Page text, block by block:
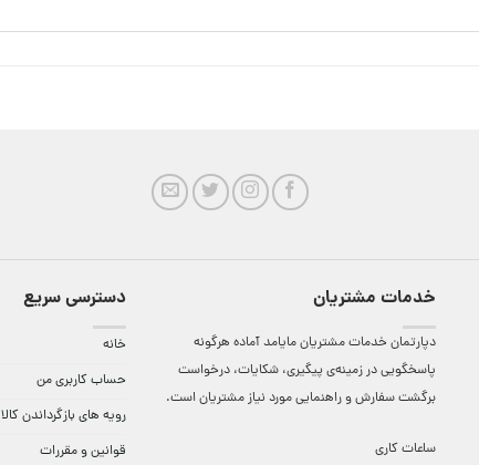
خدمات مشتریان
دپارتمان خدمات مشتریان مایامد آماده هرگونه
پاسخگویی در زمینه‌ی پیگیری، شکایات، درخواست
برگشت سفارش و راهنمایی مورد نیاز مشتریان است.
ساعات کاری
دسترسی سریع
خانه
حساب کاربری من
رویه های بازگرداندن کالا
قوانین و مقررات